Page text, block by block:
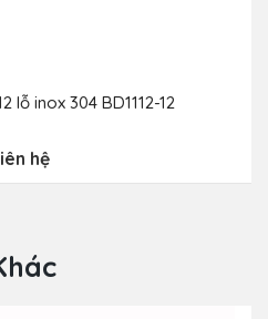
lỗ inox 304 BD1112-12
hệ